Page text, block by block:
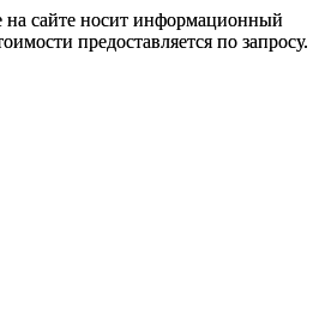
сайте носит информационный
предоставляется по запросу.